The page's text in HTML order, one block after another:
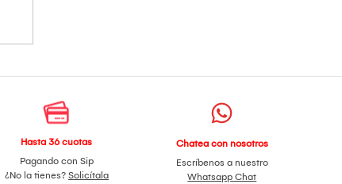
Hasta 36 cuotas
Pagando con Sip
¿No la tienes? Solicítala
Chatea con nosotros
Escríbenos a nuestro
Whatsapp Chat